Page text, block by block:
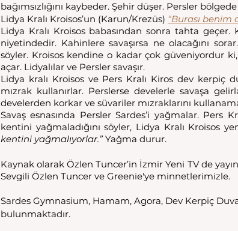
bağımsızlığını kaybeder. Şehir düşer. Persler
Lidya Kralı Kroisos’un (Karun/Krezüs) “Burası benim
Lidya Kralı Kroisos babasından sonra tahta
niyetindedir. Kahinlere savaşırsa ne olacağını
söyler. Kroisos kendine o kadar çok güveniyordur ki,
açar. Lidyalılar ve Persler savaşır.
Lidya kralı Kroisos ve Pers Kralı Kiros dev kerpiç
mızrak kullanırlar. Perslerse develerle savaşa
develerden korkar ve süvariler mızraklarını
Savaş esnasında Persler Sardes’i yağmalar. Pers
kentini yağmaladığını söyler, Lidya Kralı Kroisos
kentini yağmalıyorlar.” Yağma durur.
Kaynak olarak Özlen Tuncer’in İzmir Yeni TV de
Sevgili Özlen Tuncer ve Greenie'ye minnetlerimizle.
Sardes Gymnasium, Hamam, Agora, Dev Kerpiç
bulunmaktadır.